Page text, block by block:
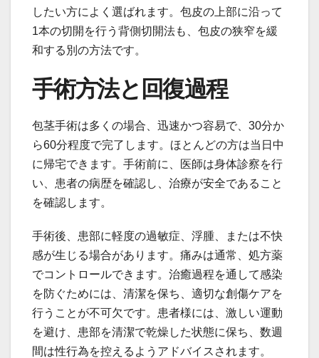
したい方によく選ばれます。包皮の上部に沿って
1本の切開を行う背側切開法も、包皮の狭窄を緩
和する別の方法です。
手術方法と回復過程
包茎手術は多くの場合、迅速かつ容易で、30分か
ら60分程度で完了します。ほとんどの方は当日中
に帰宅できます。手術前に、医師は身体診察を行
い、患者の病歴を確認し、治療が安全であること
を確認します。
手術後、患部に軽度の過敏症、浮腫、または不快
感が生じる場合があります。痛みは通常、処方薬
でコントロールできます。治癒過程を通して感染
を防ぐためには、清潔を保ち、適切な創傷ケアを
行うことが不可欠です。患者様には、激しい運動
を避け、患部を清潔で乾燥した状態に保ち、数週
間は性行為を控えるようアドバイスされます。